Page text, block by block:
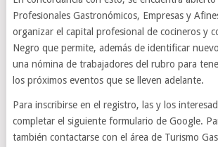
Profesionales Gastronómicos, Empresas y
organizar el capital profesional de cocineros y
Negro que permite, además de identificar
una nómina de trabajadores del rubro para
los próximos eventos que se lleven adelante.
Para inscribirse en el registro, las y los
completar el siguiente formulario de Google.
también contactarse con el área de Turismo